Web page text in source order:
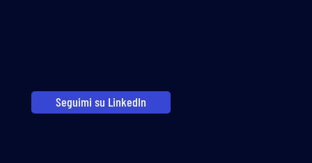
Seguimi su LinkedIn